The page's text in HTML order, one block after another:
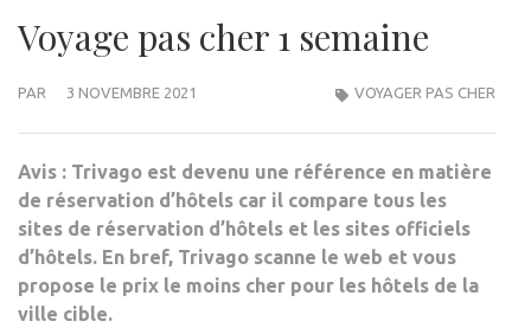
Voyage pas cher 1 semaine
PAR 3 NOVEMBRE 2021 VOYAGER PAS CHER
Avis : Trivago est devenu une référence en matière
de réservation d’hôtels car il compare tous les
sites de réservation d’hôtels et les sites officiels
d’hôtels. En bref, Trivago scanne le web et vous
propose le prix le moins cher pour les hôtels de la
ville cible.